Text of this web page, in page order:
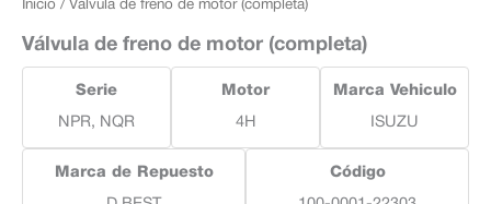
Inicio / Válvula de freno de motor (completa)
Válvula de freno de motor (completa)
Serie
NPR, NQR
Motor
4H
Marca Vehiculo
ISUZU
Marca de Repuesto Código